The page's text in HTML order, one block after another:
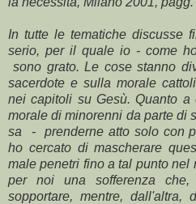
In tutte le tematiche discusse
serio, per il quale io - come
sono grato. Le cose stanno
sacerdote e sulla morale
nei capitoli su Gesù. Quanto
morale di minorenni da parte di
sa - prenderne atto solo con
ho cercato di mascherare
male penetri fino a tal punto nel
per noi una sofferenza
sopportare, mentre, dall'altra,